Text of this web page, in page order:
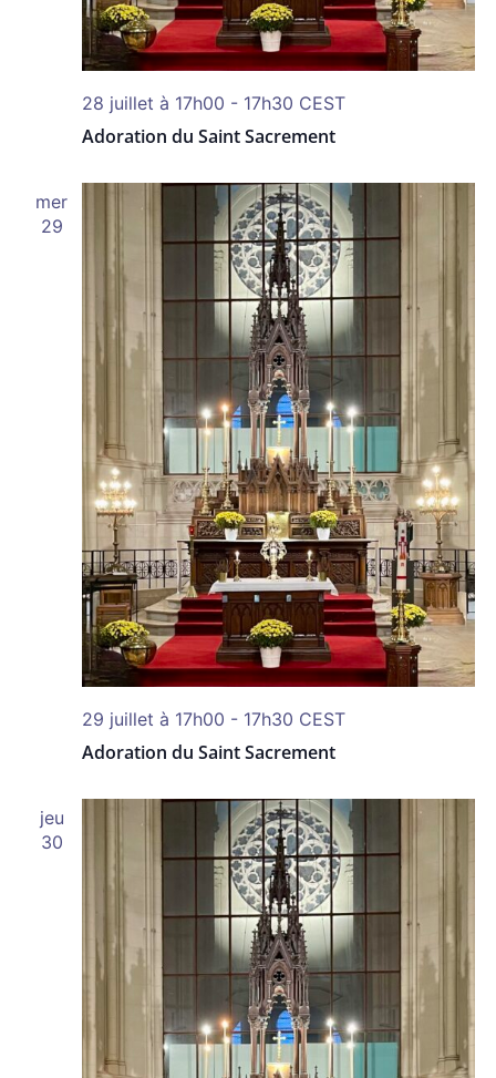
Adoration du Saint Sacrement
28 juillet à 17h00 - 17h30 CEST
mer
29
Adoration du Saint Sacrement
29 juillet à 17h00 - 17h30 CEST
jeu
30